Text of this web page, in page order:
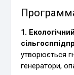
1.
утворюється
генератори,